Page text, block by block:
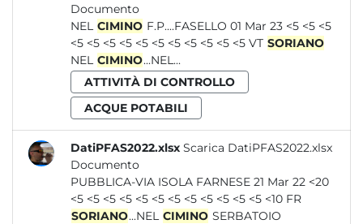
Documento
NEL CIMINO F.P....FASELLO 01 Mar 23 <5 <5 <5
<5 <5 <5 <5 <5 <5 <5 <5 <5 <5 <5 VT SORIANO
NEL CIMINO...NEL...
ATTIVITÀ DI CONTROLLO
ACQUE POTABILI
DatiPFAS2022.xlsx Scarica DatiPFAS2022.xlsx
Documento
PUBBLICA-VIA ISOLA FARNESE 21 Mar 22 <20
<5 <5 <5 <5 <5 <5 <5 <5 <5 <5 <5 <5 <10 FR
SORIANO...NEL CIMINO SERBATOIO